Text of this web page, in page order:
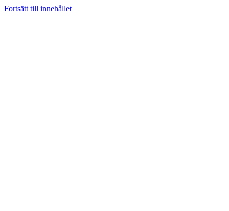
Fortsätt till innehållet